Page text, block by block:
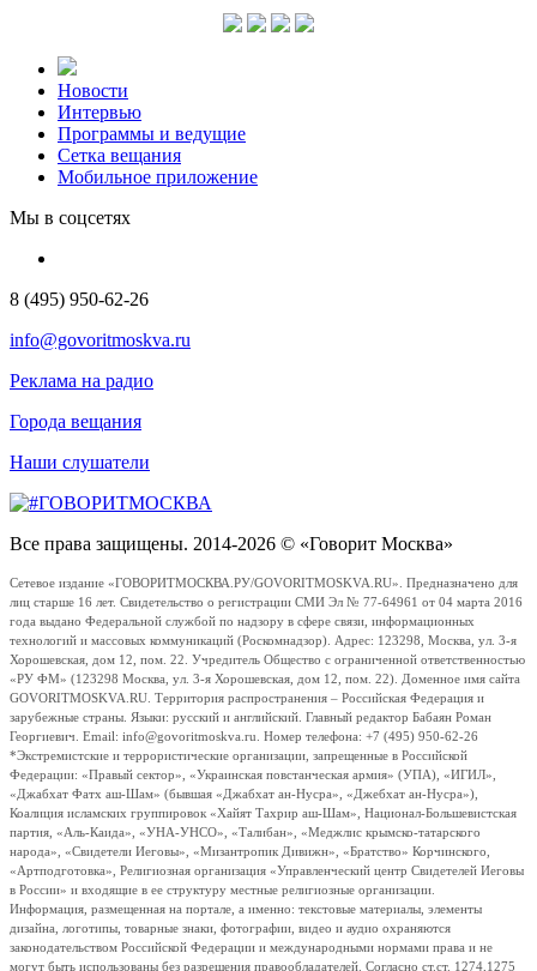
Новости
Интервью
Программы и ведущие
Сетка вещания
Мобильное приложение
Мы в соцсетях
8 (495) 950-62-26
info@govoritmoskva.ru
Реклама на радио
Города вещания
Наши слушатели
Все права защищены. 2014-2026 © «Говорит Москва»
Сетевое издание «ГОВОРИТМОСКВА.РУ/GOVORITMOSKVA.RU». Предназначено для
лиц старше 16 лет. Свидетельство о регистрации СМИ Эл № 77-64961 от 04 марта 2016
года выдано Федеральной службой по надзору в сфере связи, информационных
технологий и массовых коммуникаций (Роскомнадзор). Адрес: 123298, Москва, ул. 3-я
Хорошевская, дом 12, пом. 22. Учредитель Общество с ограниченной ответственностью
«РУ ФМ» (123298 Москва, ул. 3-я Хорошевская, дом 12, пом. 22). Доменное имя сайта
GOVORITMOSKVA.RU. Территория распространения – Российская Федерация и
зарубежные страны. Языки: русский и английский. Главный редактор Бабаян Роман
Георгиевич. Email: info@govoritmoskva.ru. Номер телефона: +7 (495) 950-62-26
*Экстремистские и террористические организации, запрещенные в Российской
Федерации: «Правый сектор», «Украинская повстанческая армия» (УПА), «ИГИЛ»,
«Джабхат Фатх аш-Шам» (бывшая «Джабхат ан-Нусра», «Джебхат ан-Нусра»),
Коалиция исламских группировок «Хайят Тахрир аш-Шам», Национал-Большевистская
партия, «Аль-Каида», «УНА-УНСО», «Талибан», «Меджлис крымско-татарского
народа», «Свидетели Иеговы», «Мизантропик Дивижн», «Братство» Корчинского,
«Артподготовка», Религиозная организация «Управленческий центр Свидетелей Иеговы
в России» и входящие в ее структуру местные религиозные организации.
Информация, размещенная на портале, а именно: текстовые материалы, элементы
дизайна, логотипы, товарные знаки, фотографии, видео и аудио охраняются
законодательством Российской Федерации и международными нормами права и не
могут быть использованы без разрешения правообладателей. Согласно ст.ст. 1274,1275